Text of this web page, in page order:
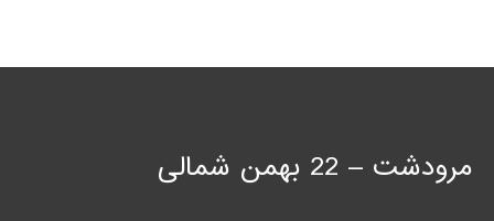
مرودشت – 22 بهمن شمالی